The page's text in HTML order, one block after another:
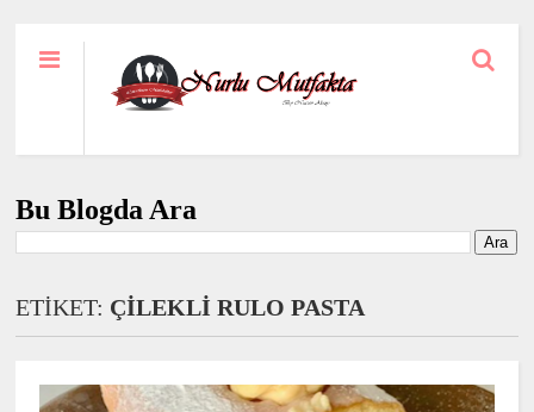
Bu Blogda Ara
ETİKET: ÇİLEKLİ RULO PASTA